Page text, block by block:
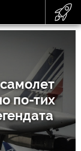
по-тих